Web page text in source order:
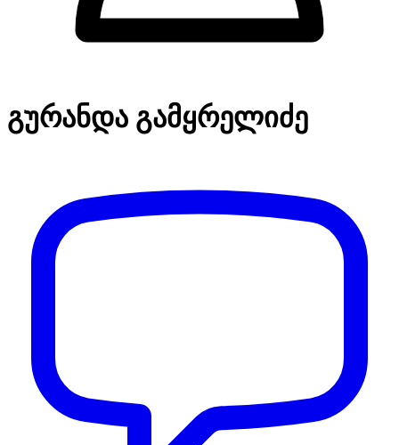
გურანდა გამყრელიძე